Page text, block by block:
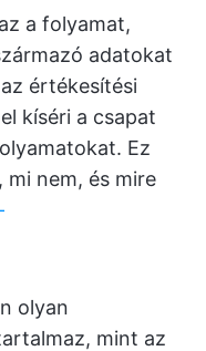
a folyamat,
adatokat
értékesítési
kíséri a csapat
Ez
nem, és mire
olyan
mint az